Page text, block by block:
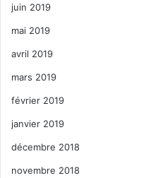
juin 2019
mai 2019
avril 2019
mars 2019
février 2019
janvier 2019
décembre 2018
novembre 2018